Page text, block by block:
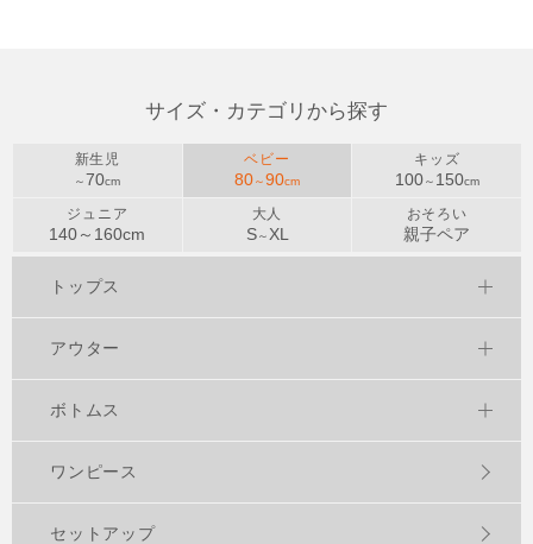
サイズ・カテゴリから探す
新生児
～ 70cm
ベビー
80～90cm
キッズ
100～ 150cm
ジュニア
140～ 160cm
大人
S～ XL
おそろい
親子ペア
トップス
アウター
ボトムス
ワンピース
セットアップ